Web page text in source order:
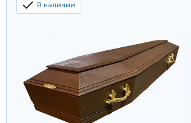
В наличии